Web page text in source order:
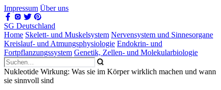
Impressum Über uns
SG Deutschland
Home Skelett- und Muskelsystem Nervensystem und Sinnesorgane
Kreislauf- und Atmungsphysiologie Endokrin- und
Fortpflanzungssystem Genetik, Zellen- und Molekularbiologie
Nukleotide Wirkung: Was sie im Körper wirklich machen und wann
sie sinnvoll sind